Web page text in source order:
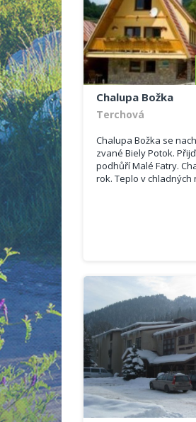
Chalupa Božka
Terchová
Chalupa Božka se
zvané Biely Potok.
podhůří Malé Fatry.
rok. Teplo v